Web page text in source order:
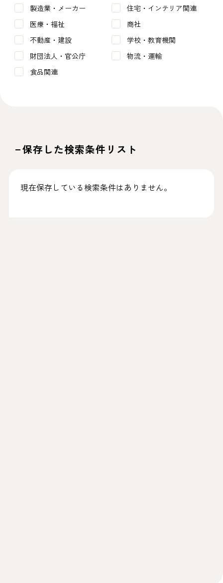
製造業・メーカー
住宅・インテリア関連
医療・福祉
商社
不動産・建設
学校・教育機関
財団法人・官公庁
物流・運輸
食品関連
保存した検索条件リスト
現在保存している検索条件はありません。